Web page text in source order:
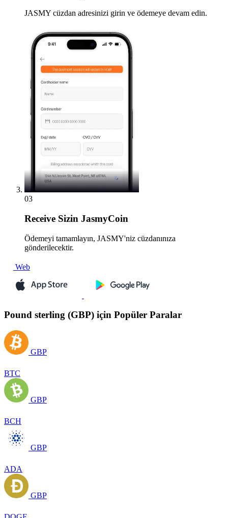
JASMY cüzdan adresinizi girin ve ödemeye devam edin.
03
Receive Sizin JasmyCoin
Ödemeyi tamamlayın, JASMY'niz cüzdanınıza
gönderilecektir.
Web
Pound sterling (GBP) için Popüler Paralar
GBP
BTC
GBP
BCH
GBP
ADA
GBP